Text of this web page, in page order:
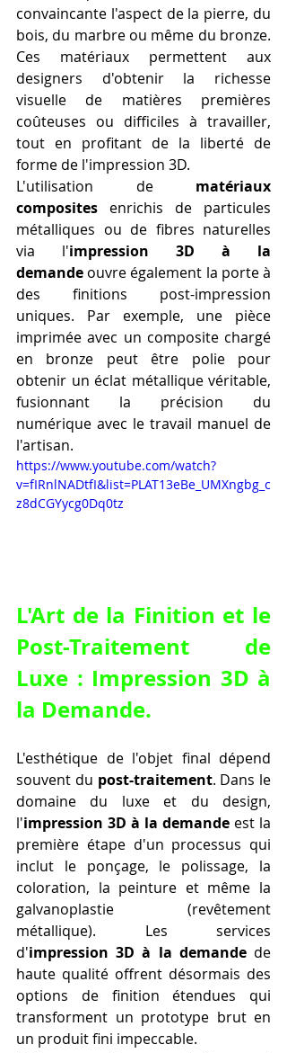
convaincante l'aspect de la pierre, du
bois, du marbre ou même du bronze.
Ces matériaux permettent aux
designers d'obtenir la richesse
visuelle de matières premières
coûteuses ou difficiles à travailler,
tout en profitant de la liberté de
forme de l'impression 3D.
L'utilisation de matériaux
composites enrichis de particules
métalliques ou de fibres naturelles
via l'impression 3D à la
demande ouvre également la porte à
des finitions post-impression
uniques. Par exemple, une pièce
imprimée avec un composite chargé
en bronze peut être polie pour
obtenir un éclat métallique véritable,
fusionnant la précision du
numérique avec le travail manuel de
l'artisan.
https://www.youtube.com/watch?
v=fIRnlNADtfI&list=PLAT13eBe_UMXngbg_c
z8dCGYycg0Dq0tz
L'Art de la Finition et le
Post-Traitement de
Luxe : Impression 3D à
la Demande.
L'esthétique de l'objet final dépend
souvent du post-traitement. Dans le
domaine du luxe et du design,
l'impression 3D à la demande est la
première étape d'un processus qui
inclut le ponçage, le polissage, la
coloration, la peinture et même la
galvanoplastie (revêtement
métallique). Les services
d'impression 3D à la demande de
haute qualité offrent désormais des
options de finition étendues qui
transforment un prototype brut en
un produit fini impeccable.